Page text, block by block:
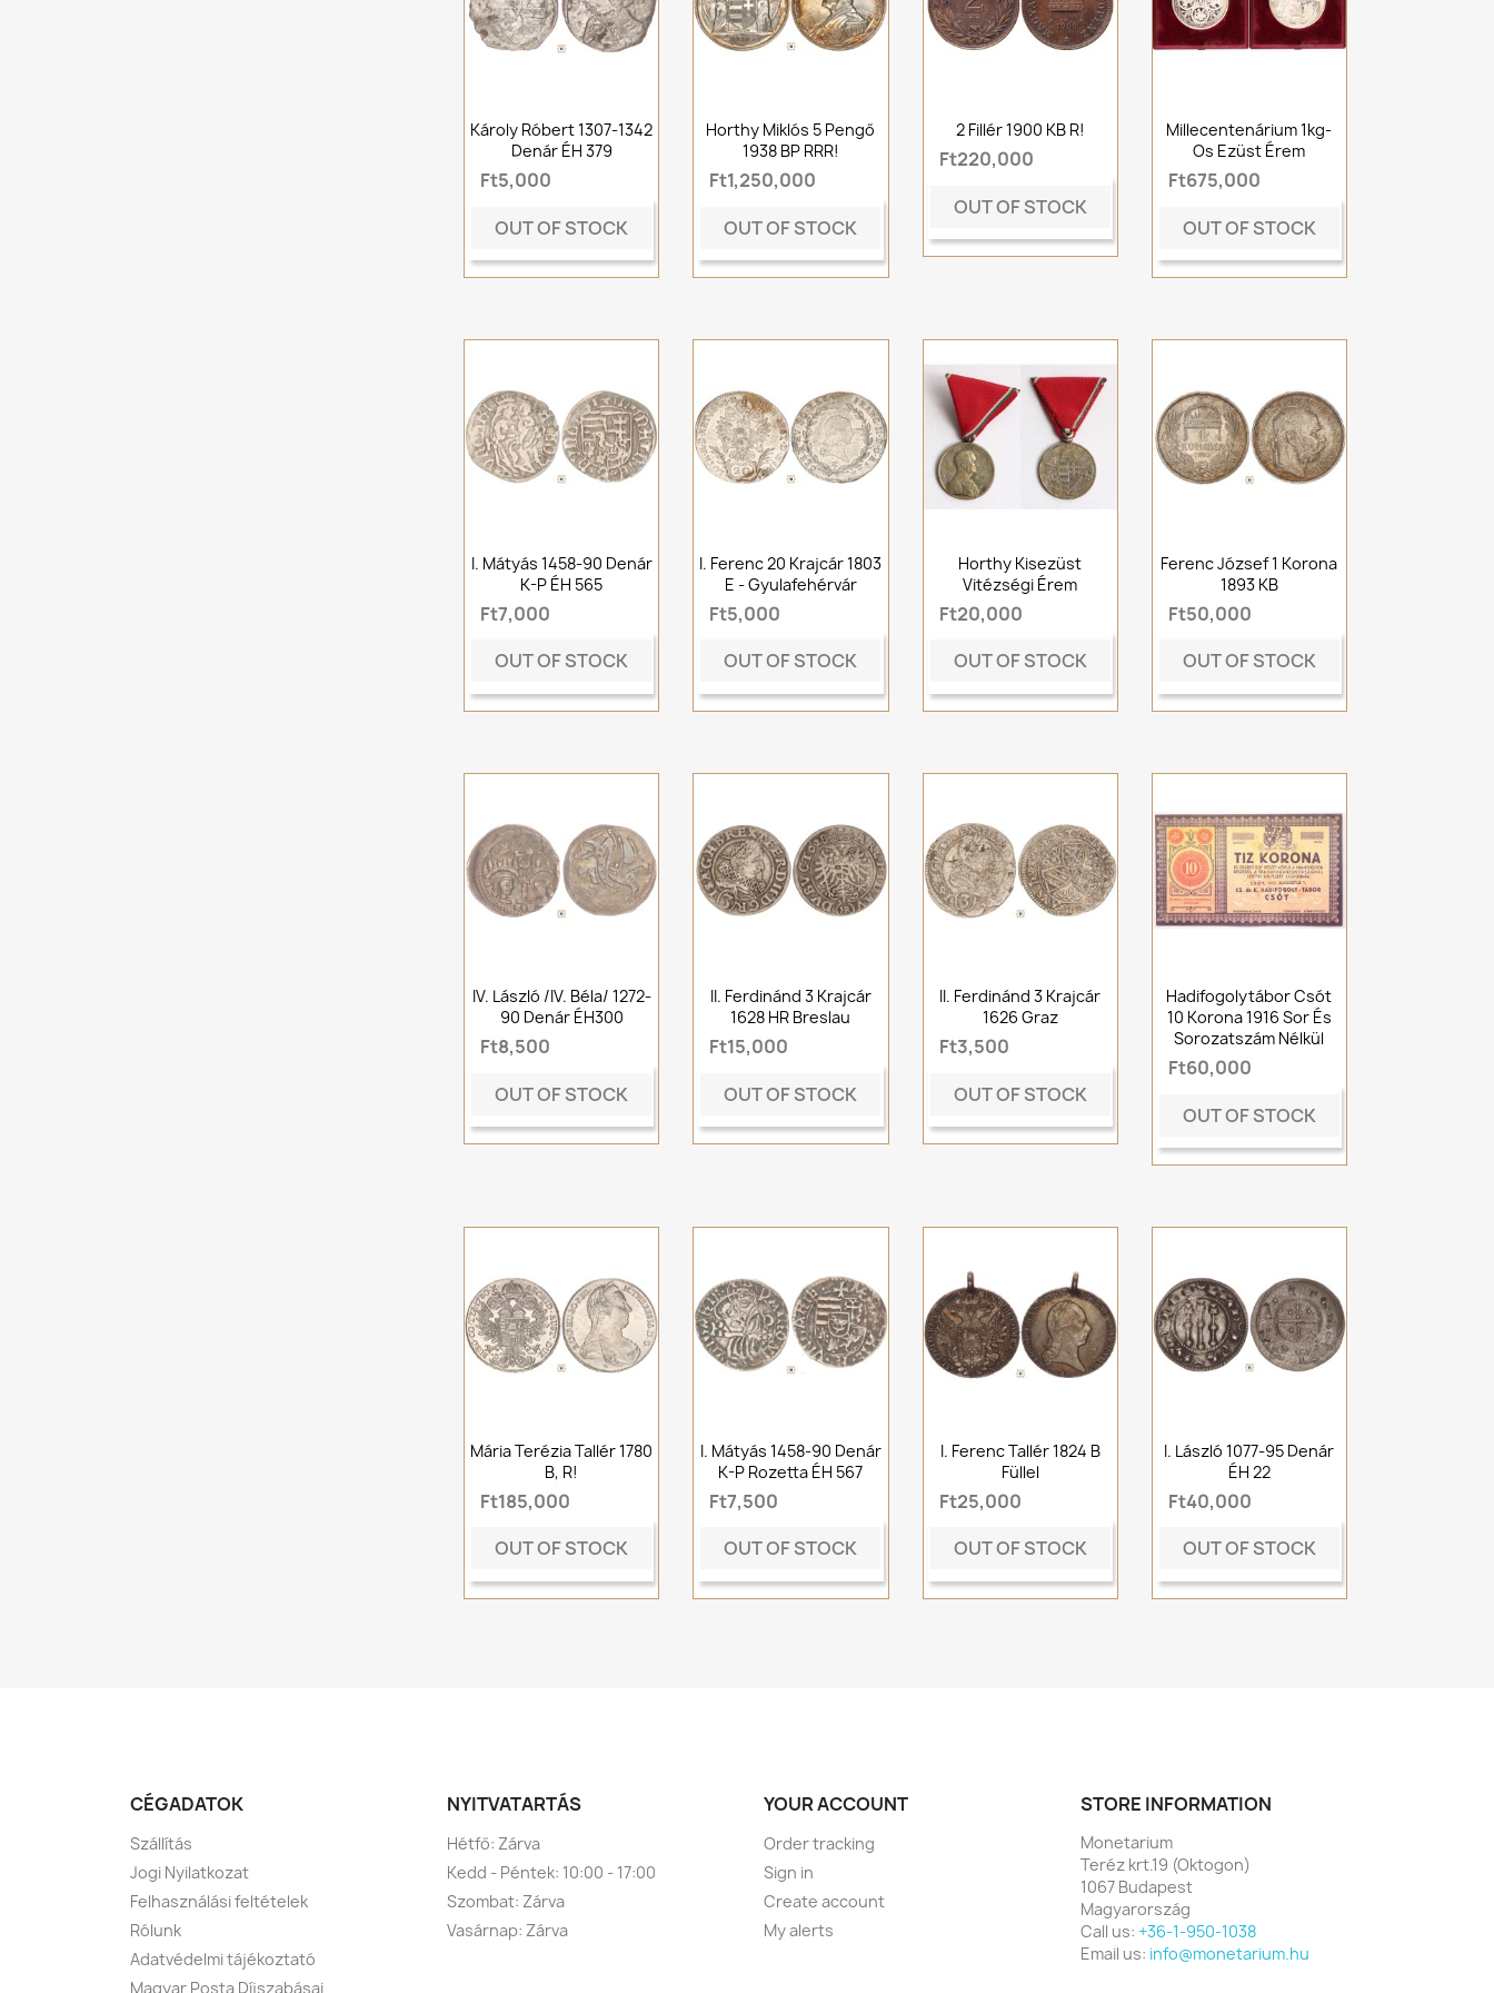
Károly Róbert 1307-1342
Denár ÉH 379
Ft5,000
OUT OF STOCK
Horthy Miklós 5 Pengő
1938 BP RRR!
Ft1,250,000
OUT OF STOCK
2 Fillér 1900 KB R!
Ft220,000
OUT OF STOCK
Millecentenárium 1kg-
Os Ezüst Érem
Ft675,000
OUT OF STOCK
I. Mátyás 1458-90 Denár
K-P ÉH 565
Ft7,000
OUT OF STOCK
I. Ferenc 20 Krajcár 1803
E - Gyulafehérvár
Ft5,000
OUT OF STOCK
Horthy Kisezüst
Vitézségi Érem
Ft20,000
OUT OF STOCK
Ferenc József 1 Korona
1893 KB
Ft50,000
OUT OF STOCK
IV. László /IV. Béla/ 1272-
90 Denár ÉH300
Ft8,500
OUT OF STOCK
II. Ferdinánd 3 Krajcár
1628 HR Breslau
Ft15,000
OUT OF STOCK
II. Ferdinánd 3 Krajcár
1626 Graz
Ft3,500
OUT OF STOCK
Hadifogolytábor Csót
10 Korona 1916 Sor És
Sorozatszám Nélkül
Ft60,000
OUT OF STOCK
Mária Terézia Tallér 1780
B, R!
Ft185,000
OUT OF STOCK
I. Mátyás 1458-90 Denár
K-P Rozetta ÉH 567
Ft7,500
OUT OF STOCK
I. Ferenc Tallér 1824 B
Füllel
Ft25,000
OUT OF STOCK
I. László 1077-95 Denár
ÉH 22
Ft40,000
OUT OF STOCK
CÉGADATOK
Szállítás
Jogi Nyilatkozat
Felhasználási feltételek
Rólunk
Adatvédelmi tájékoztató
Magyar Posta Díjszabásai
NYITVATARTÁS
Hétfő: Zárva
Kedd - Péntek: 10:00 - 17:00
Szombat: Zárva
Vasárnap: Zárva
YOUR ACCOUNT
Order tracking
Sign in
Create account
My alerts
STORE INFORMATION
Monetarium
Teréz krt.19 (Oktogon)
1067 Budapest
Magyarország
Call us: +36-1-950-1038
Email us: info@monetarium.hu